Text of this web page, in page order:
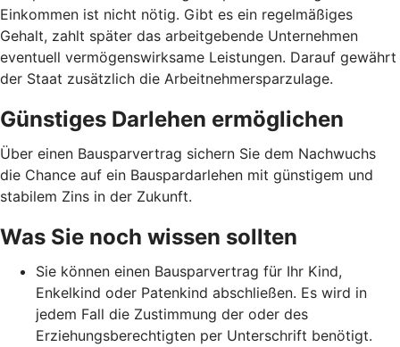
Einkommen ist nicht nötig. Gibt es ein regelmäßiges
Gehalt, zahlt später das arbeitgebende Unternehmen
eventuell vermögenswirksame Leistungen. Darauf gewährt
der Staat zusätzlich die Arbeitnehmer­spar­zulage.
Günstiges Darlehen ermöglichen
Über einen Bausparvertrag sichern Sie dem Nachwuchs
die Chance auf ein Bauspardarlehen mit günstigem und
stabilem Zins in der Zukunft.
Was Sie noch wissen sollten
Sie können einen Bausparvertrag für Ihr Kind,
Enkelkind oder Patenkind abschließen. Es wird in
jedem Fall die Zustimmung der oder des
Erziehungsberechtigten per Unterschrift benötigt.